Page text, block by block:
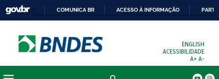
COMUNICA BR ACESSO À INFORMAÇÃO
ENGLISH
ACESSIBILIDADE
A+ A-